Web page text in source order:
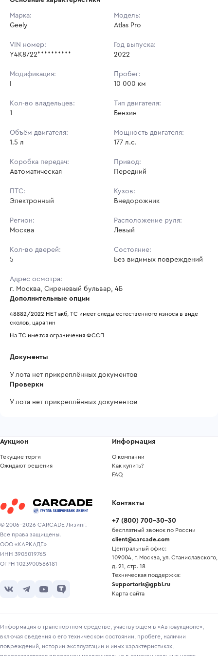
Шаг торгов: 5 000 ₽
Кол-во ставок:
Ставок не найдено
в аукционах
Марка:
Geely
Модель:
Atlas Pro
VIN номер:
Y4K8722**********
Год выпуска:
2022
Модификация:
Пробег:
10 000 км
Кол-во владельцев:
1
Тип двигателя:
Бензин
Объём двигателя:
1.5 л
Мощность двигателя:
177 л.с.
Коробка передач:
Автоматическая
Привод:
Передний
ПТС:
Электронный
Кузов:
Внедорожник
Регион:
Москва
Расположение руля:
Левый
Кол-во дверей:
5
Состояние:
Без видимых повреждений
Адрес осмотра:
г. Москва, Сиреневый бульвар, 4Б
Дополнительные опции
48882/2022 НЕТ акб, ТС имеет следы естественного износа в виде
сколов, царапин
На ТС име.тся ограничения ФССП
Документы
У лота нет прикреплённых документов
Проверки
У лота нет прикреплённых документов
© 2006-2026 CARCADE Лизинг.
Все права защищены.
ООО «КАРКАДЕ»
ИНН 3905019765
ОГРН 1023900586181
Аукцион
Текущие торги
Ожидают решения
Информация
О компании
Как купить?
FAQ
Контакты
+7 (800) 700-30-30
бесплатный звонок по России
client@carcade.com
Центральный офис:
109004, г. Москва, ул. Станиславского,
д. 21, стр. 18
Техническая поддержка:
Supportoris@gpbl.ru
Карта сайта
Информация о транспортном средстве, участвующем в «Автоаукционе»,
включая сведения о его техническом состоянии, пробеге, наличии
повреждений, истории эксплуатации и иных характеристиках,